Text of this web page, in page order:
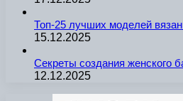
Топ-25 лучших моделей
15.12.2025
Секреты создания женского
12.12.2025